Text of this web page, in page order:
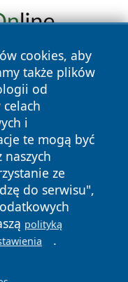
cookies, aby
także plików
od
i
te mogą być
ze
do serwisu",
polityką
.
prawa
Polityka
Cookies